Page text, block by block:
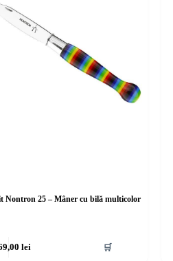
Nontron 25 – Mâner cu bilă multicolor
lei 🛒